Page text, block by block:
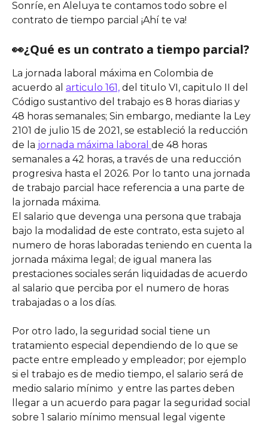
Sonríe, en Aleluya te contamos todo sobre el
contrato de tiempo parcial ¡Ahí te va!
👀¿Qué es un contrato a tiempo parcial?
La jornada laboral máxima en Colombia de
acuerdo al articulo 161, del titulo VI, capitulo II del
Código sustantivo del trabajo es 8 horas diarias y
48 horas semanales; Sin embargo, mediante la Ley
2101 de julio 15 de 2021, se estableció la reducción
de la jornada máxima laboral de 48 horas
semanales a 42 horas, a través de una reducción
progresiva hasta el 2026. Por lo tanto una jornada
de trabajo parcial hace referencia a una parte de
la jornada máxima.
El salario que devenga una persona que trabaja
bajo la modalidad de este contrato, esta sujeto al
numero de horas laboradas teniendo en cuenta la
jornada máxima legal; de igual manera las
prestaciones sociales serán liquidadas de acuerdo
al salario que perciba por el numero de horas
trabajadas o a los días.
Por otro lado, la seguridad social tiene un
tratamiento especial dependiendo de lo que se
pacte entre empleado y empleador; por ejemplo
si el trabajo es de medio tiempo, el salario será de
medio salario mínimo  y entre las partes deben
llegar a un acuerdo para pagar la seguridad social
sobre 1 salario mínimo mensual legal vigente